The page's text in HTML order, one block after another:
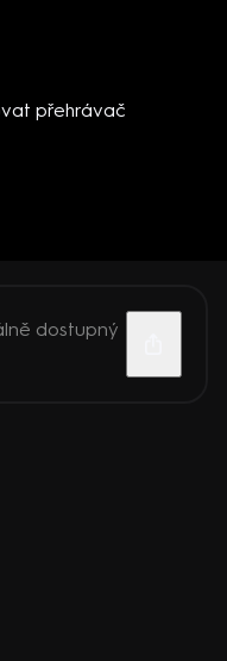
přehrávač
dostupný